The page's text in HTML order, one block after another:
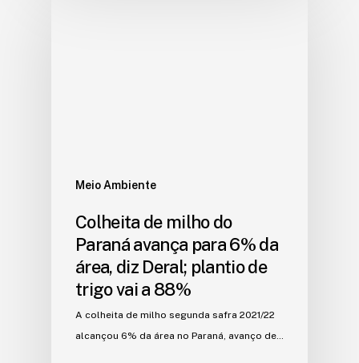
Meio Ambiente
Colheita de milho do
Paraná avança para 6% da
área, diz Deral; plantio de
trigo vai a 88%
A colheita de milho segunda safra 2021/22
alcançou 6% da área no Paraná, avanço de…